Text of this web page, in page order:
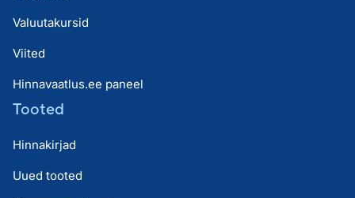
Valuutakursid
Viited
Hinnavaatlus.ee paneel
Tooted
Hinnakirjad
Uued tooted